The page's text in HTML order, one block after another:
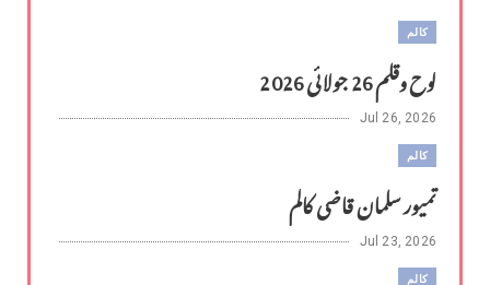
کالم
لوح وقلم 26 جولائی 2026
Jul 26, 2026
کالم
تمیور سلمان قاضی کالم
Jul 23, 2026
کالم